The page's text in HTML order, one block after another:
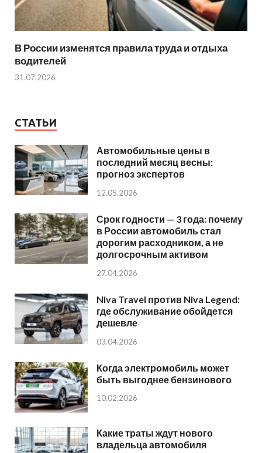
В России изменятся правила труда и отдыха
водителей
31.07.2026
СТАТЬИ
Автомобильные цены в
последний месяц весны:
прогноз экспертов
12.05.2026
Срок годности — 3 года: почему
в России автомобиль стал
дорогим расходником, а не
долгосрочным активом
27.04.2026
Niva Travel против Niva Legend:
где обслуживание обойдется
дешевле
03.04.2026
Когда электромобиль может
быть выгоднее бензинового
10.02.2026
Какие траты ждут нового
владельца автомобиля